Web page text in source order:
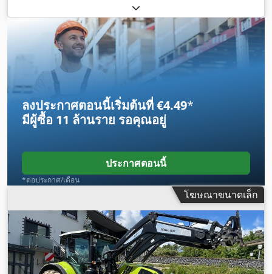
ลงประกาศตอนนี้เริ่มต้นที่ €4.49*
มีผู้ซื้อ 11 ล้านราย รอคุณอยู่
ประกาศตอนนี้
*ต่อประกาศ/เดือน
โฆษณาขนาดเล็ก